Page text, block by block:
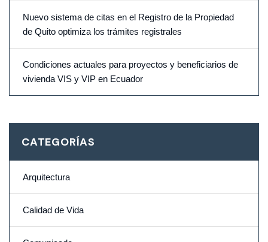
Nuevo sistema de citas en el Registro de la Propiedad
de Quito optimiza los trámites registrales
Condiciones actuales para proyectos y beneficiarios de
vivienda VIS y VIP en Ecuador
CATEGORÍAS
Arquitectura
Calidad de Vida